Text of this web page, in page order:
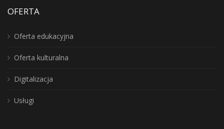
OFERTA
Oferta edukacyjna
Oferta kulturalna
Digitalizacja
Usługi